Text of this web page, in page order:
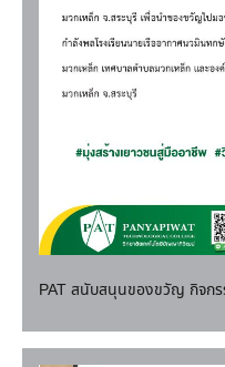
PAT สนับสนุนของขวัญ กิจก